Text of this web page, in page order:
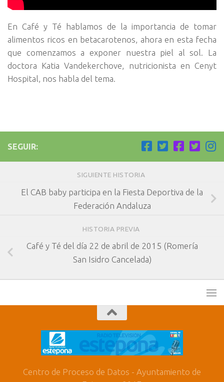
En Café y Té hablamos de la importancia de tomar
alimentos ricos en betacarotenos, ahora en esta fecha
que comenzamos a exponer nuestra piel al sol. La
doctora Katia Vandekerchove, nutricionista en Cenyt
Hospital, nos habla del tema.
SEGUIR:
SIGUIENTE HISTORIA
El CAB baby participa en la Fiesta Deportiva de la
Federación Andaluza
HISTORIA PREVIA
Café y Té del día 22 de abril de 2015 (Romería
San Isidro Cancelada)
Centro de Proceso de Datos - Ayuntamiento de